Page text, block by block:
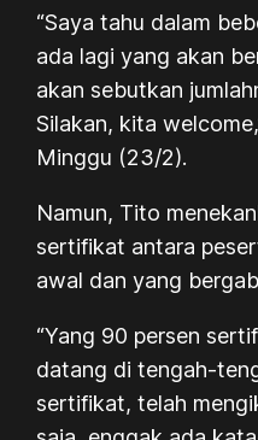
“Saya tahu dalam
ada lagi yang akan
akan sebutkan
Silakan, kita
Minggu (23/2).
Namun, Tito
sertifikat antara
awal dan yang
“Yang 90 persen
datang di tengah-
sertifikat, telah